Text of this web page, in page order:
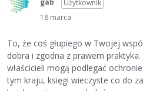
Użytkownik
18 marca
To, że coś głupiego w Twojej
dobra i zgodna z prawem
właścicieli mogą podlegać
tym kraju, księgi wieczyste co do